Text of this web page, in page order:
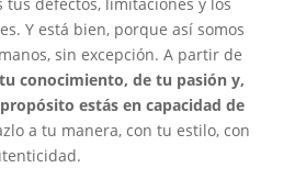
Y está bien, porque así somos
sin excepción. A partir de
conocimiento, de tu pasión y,
estás en capacidad de
a tu manera, con tu estilo, con